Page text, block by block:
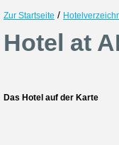
Zur Startseite /
Hotel at
Das Hotel auf der Karte